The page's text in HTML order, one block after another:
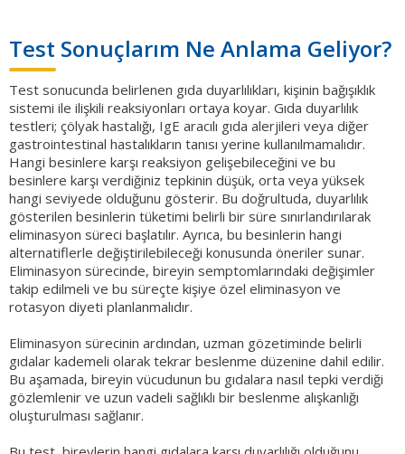
Test Sonuçlarım Ne Anlama Geliyor?
Test sonucunda belirlenen gıda duyarlılıkları, kişinin bağışıklık
sistemi ile ilişkili reaksiyonları ortaya koyar. Gıda duyarlılık
testleri; çölyak hastalığı, IgE aracılı gıda alerjileri veya diğer
gastrointestinal hastalıkların tanısı yerine kullanılmamalıdır.
Hangi besinlere karşı reaksiyon gelişebileceğini ve bu
besinlere karşı verdiğiniz tepkinin düşük, orta veya yüksek
hangi seviyede olduğunu gösterir. Bu doğrultuda, duyarlılık
gösterilen besinlerin tüketimi belirli bir süre sınırlandırılarak
eliminasyon süreci başlatılır. Ayrıca, bu besinlerin hangi
alternatiflerle değiştirilebileceği konusunda öneriler sunar.
Eliminasyon sürecinde, bireyin semptomlarındaki değişimler
takip edilmeli ve bu süreçte kişiye özel eliminasyon ve
rotasyon diyeti planlanmalıdır.
Eliminasyon sürecinin ardından, uzman gözetiminde belirli
gıdalar kademeli olarak tekrar beslenme düzenine dahil edilir.
Bu aşamada, bireyin vücudunun bu gıdalara nasıl tepki verdiği
gözlemlenir ve uzun vadeli sağlıklı bir beslenme alışkanlığı
oluşturulması sağlanır.